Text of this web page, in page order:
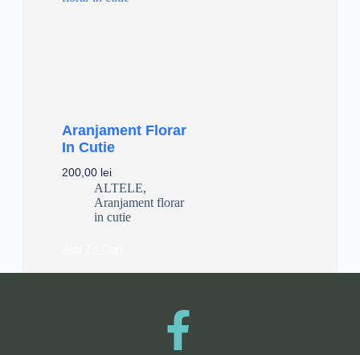
Aranjament Florar
In Cutie
200,00 lei
ALTELE,
Aranjament florar
in cutie